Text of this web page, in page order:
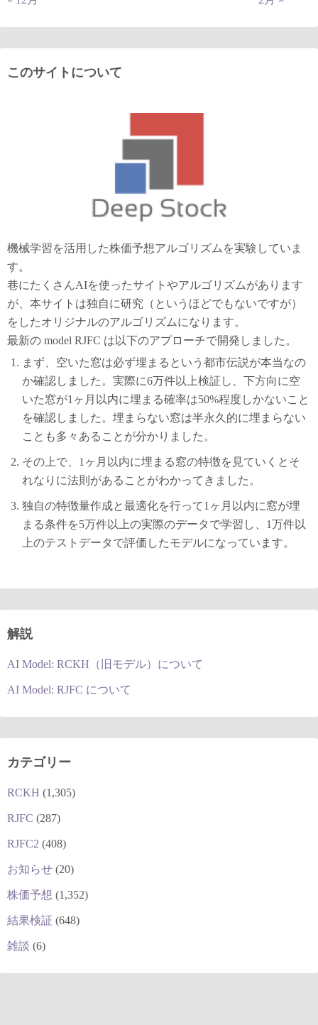
このサイトについて
機械学習を活用した株価予想アルゴリズムを実験していま
す。
巷にたくさんAIを使ったサイトやアルゴリズムがあります
が、本サイトは独自に研究（というほどでもないですが）
をしたオリジナルのアルゴリズムになります。
最新の model RJFC は以下のアプローチで開発しました。
まず、空いた窓は必ず埋まるという都市伝説が本当なの
か確認しました。実際に6万件以上検証し、下方向に空
いた窓が1ヶ月以内に埋まる確率は50%程度しかないこと
を確認しました。埋まらない窓は半永久的に埋まらない
ことも多々あることが分かりました。
その上で、1ヶ月以内に埋まる窓の特徴を見ていくとそ
れなりに法則があることがわかってきました。
独自の特徴量作成と最適化を行って1ヶ月以内に窓が埋
まる条件を5万件以上の実際のデータで学習し、1万件以
上のテストデータで評価したモデルになっています。
解説
AI Model: RCKH（旧モデル）について
AI Model: RJFC について
カテゴリー
RCKH (1,305)
RJFC (287)
RJFC2 (408)
お知らせ (20)
株価予想 (1,352)
結果検証 (648)
雑談 (6)